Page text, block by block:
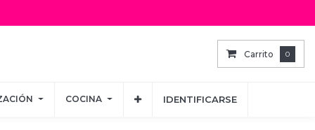
Carrito 0
COCINA IDENTIFICARSE
Carrito 0
COCINA IDENTIFICARSE